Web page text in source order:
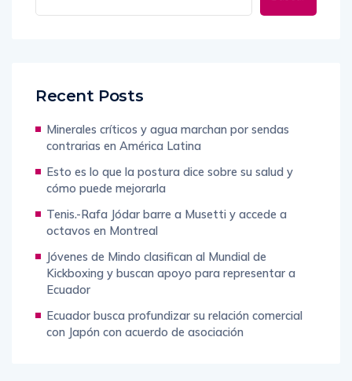
Recent Posts
Minerales críticos y agua marchan por sendas
contrarias en América Latina
Esto es lo que la postura dice sobre su salud y
cómo puede mejorarla
Tenis.-Rafa Jódar barre a Musetti y accede a
octavos en Montreal
Jóvenes de Mindo clasifican al Mundial de
Kickboxing y buscan apoyo para representar a
Ecuador
Ecuador busca profundizar su relación comercial
con Japón con acuerdo de asociación